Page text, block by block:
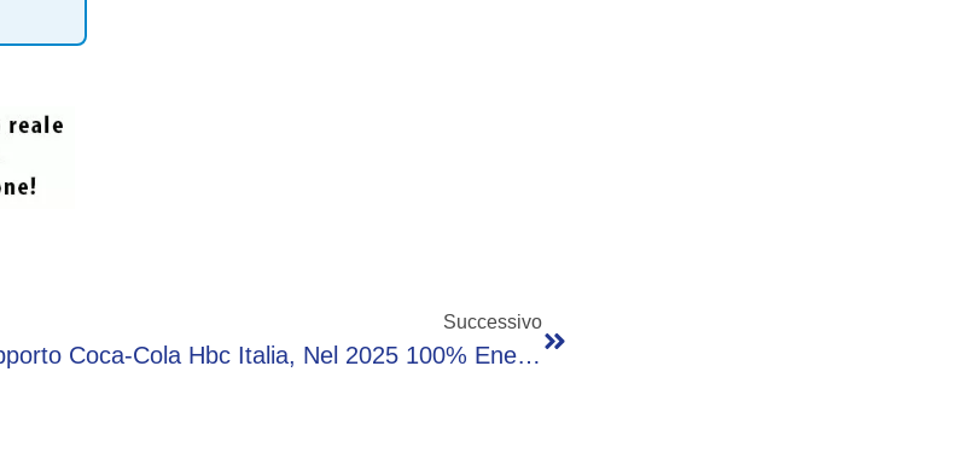
Successivo
Rapporto Coca-Cola Hbc Italia, Nel 2025 100% Energia Da Rinnovabili